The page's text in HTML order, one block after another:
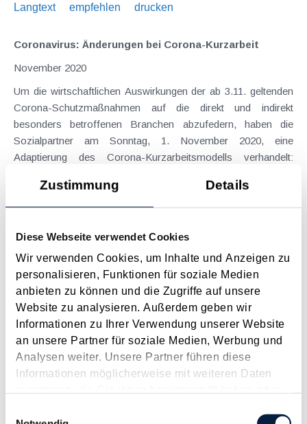
Zustimmung Details
Diese Webseite verwendet Cookies
Wir verwenden Cookies, um Inhalte und Anzeigen zu
personalisieren, Funktionen für soziale Medien
anbieten zu können und die Zugriffe auf unsere
Website zu analysieren. Außerdem geben wir
Informationen zu Ihrer Verwendung unserer Website
an unsere Partner für soziale Medien, Werbung und
Analysen weiter. Unsere Partner führen diese
Informationen möglicherweise mit weiteren Daten
Langtext
empfehlen drucken
Coronavirus: Änderungen bei Corona-Kurzarbeit
November 2020
Um die wirtschaftlichen Auswirkungen der ab 3.11. geltenden
Corona-Schutzmaßnahmen auf die direkt und indirekt
besonders betroffenen Branchen abzufedern, haben die
Sozialpartner am Sonntag, 1. November 2020, eine
Adaptierung des Corona-Kurzarbeitsmodells verhandelt:
Coronavirus: Lehrlings-Paket: 2.000 Euro Lehrlings-
Juni 2020
Unternehmen die zwischen 16. März und 31. Oktober
Lehrlinge aufnehmen, erhalten nach Eintragung des Vertrags
bei der Lehrlingsstelle und nach dem Ende der gesetzlichen
dreimonatigen Probezeit den Bonus in zwei Tranchen
ausbezahlt. Der Antrag kann ab 1. Juli bei der jeweiligen
Landeskammer...